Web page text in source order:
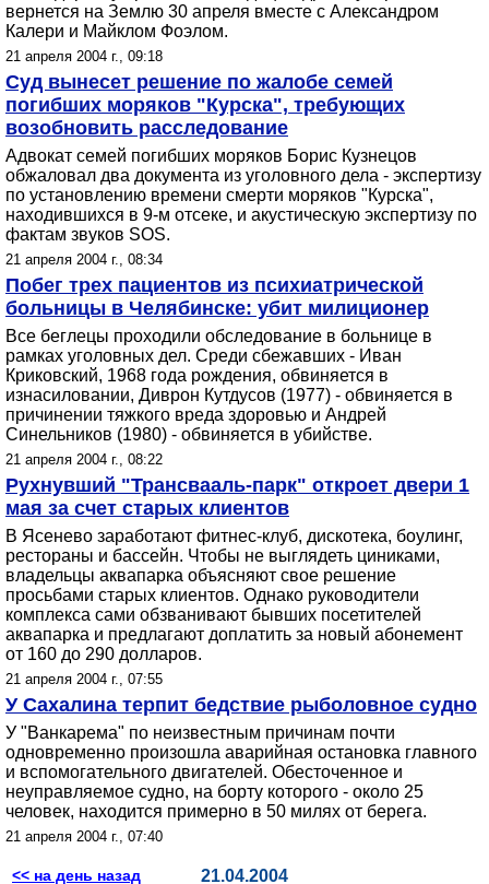
вернется на Землю 30 апреля вместе с Александром
Калери и Майклом Фоэлом.
21 апреля 2004 г., 09:18
Суд вынесет решение по жалобе семей
погибших моряков "Курска", требующих
возобновить расследование
Адвокат семей погибших моряков Борис Кузнецов
обжаловал два документа из уголовного дела - экспертизу
по установлению времени смерти моряков "Курска",
находившихся в 9-м отсеке, и акустическую экспертизу по
фактам звуков SOS.
21 апреля 2004 г., 08:34
Побег трех пациентов из психиатрической
больницы в Челябинске: убит милиционер
Все беглецы проходили обследование в больнице в
рамках уголовных дел. Среди сбежавших - Иван
Криковский, 1968 года рождения, обвиняется в
изнасиловании, Диврон Кутдусов (1977) - обвиняется в
причинении тяжкого вреда здоровью и Андрей
Синельников (1980) - обвиняется в убийстве.
21 апреля 2004 г., 08:22
Рухнувший "Трансвааль-парк" откроет двери 1
мая за счет старых клиентов
В Ясенево заработают фитнес-клуб, дискотека, боулинг,
рестораны и бассейн. Чтобы не выглядеть циниками,
владельцы аквапарка объясняют свое решение
просьбами старых клиентов. Однако руководители
комплекса сами обзванивают бывших посетителей
аквапарка и предлагают доплатить за новый абонемент
от 160 до 290 долларов.
21 апреля 2004 г., 07:55
У Сахалина терпит бедствие рыболовное судно
У "Ванкарема" по неизвестным причинам почти
одновременно произошла аварийная остановка главного
и вспомогательного двигателей. Обесточенное и
неуправляемое судно, на борту которого - около 25
человек, находится примерно в 50 милях от берега.
21 апреля 2004 г., 07:40
<< на день назад 21.04.2004